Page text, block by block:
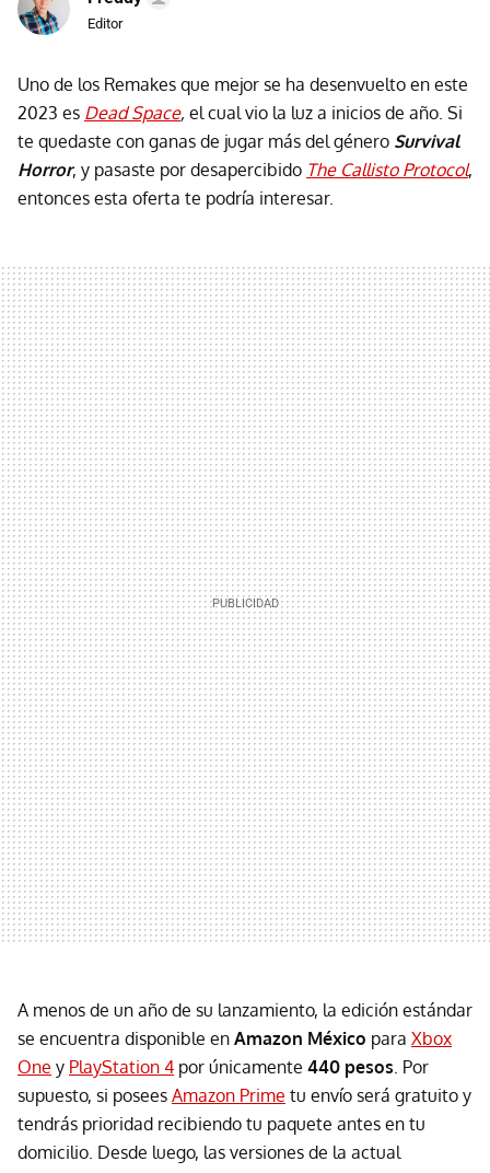
Editor
Uno de los Remakes que mejor se ha desenvuelto en este
2023 es Dead Space, el cual vio la luz a inicios de año. Si
te quedaste con ganas de jugar más del género Survival
Horror, y pasaste por desapercibido The Callisto Protocol,
entonces esta oferta te podría interesar.
A menos de un año de su lanzamiento, la edición estándar
se encuentra disponible en Amazon México para Xbox
One y PlayStation 4 por únicamente 440 pesos . Por
supuesto, si posees Amazon Prime tu envío será gratuito y
tendrás prioridad recibiendo tu paquete antes en tu
domicilio. Desde luego, las versiones de la actual